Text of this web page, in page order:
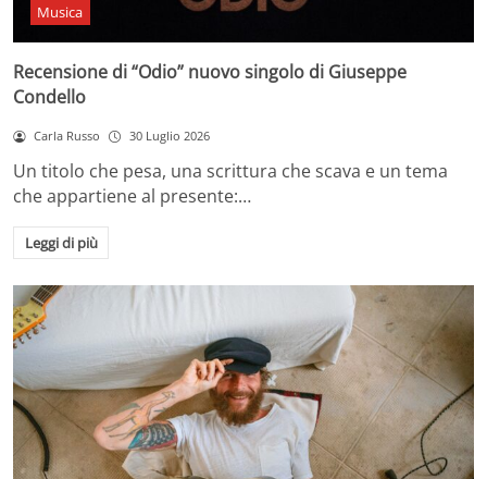
Musica
Recensione di “Odio” nuovo singolo di Giuseppe
Condello
Carla Russo 30 Luglio 2026
Un titolo che pesa, una scrittura che scava e un tema
che appartiene al presente:…
Leggi di più